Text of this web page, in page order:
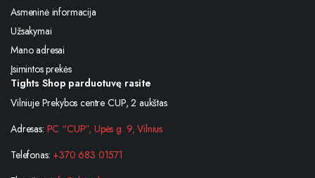
Asmeninė informacija
Užsakymai
Mano adresai
Įsimintos prekės
Tights Shop parduotuvę rasite
Vilniuje Prekybos centre CUP, 2 aukštas
Adresas: PC “CUP”, Upės g. 9, Vilnius
Telefonas: +370 683 01571